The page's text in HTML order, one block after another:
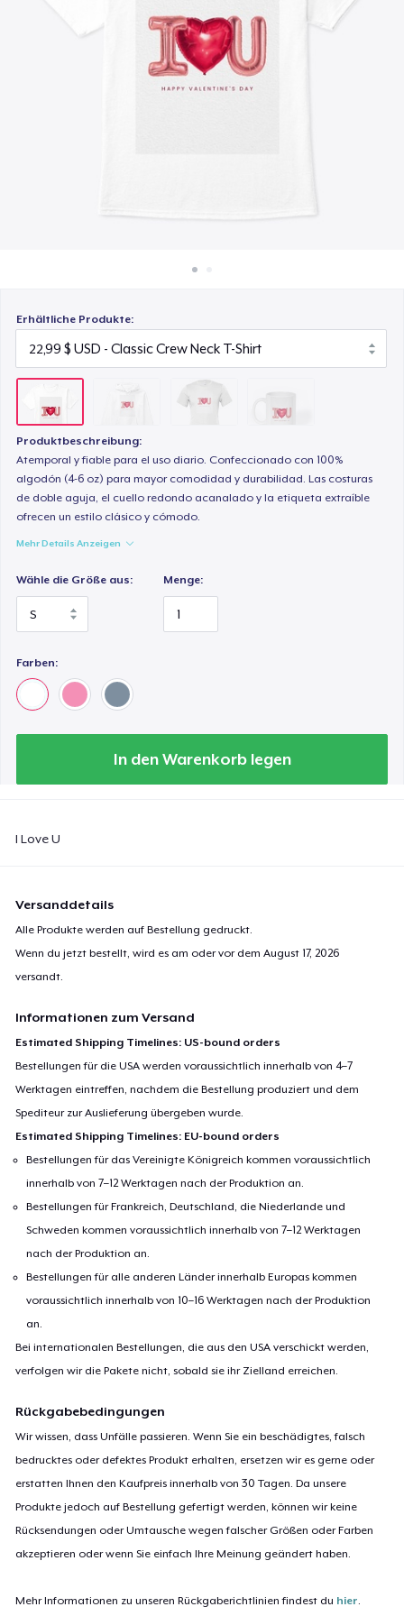
Überall verkaufen
Etwas verkaufen
Erhältliche Produkte:
Produktbeschreibung:
Atemporal y fiable para el uso diario. Confeccionado con 100%
algodón (4-6 oz) para mayor comodidad y durabilidad. Las costuras
de doble aguja, el cuello redondo acanalado y la etiqueta extraíble
ofrecen un estilo clásico y cómodo.
Mehr Details Anzeigen
Wähle die Größe aus: Menge:
Farben:
In den Warenkorb legen
I Love U
Versanddetails
Alle Produkte werden auf Bestellung gedruckt.
Wenn du jetzt bestellt, wird es am oder vor demAugust 17, 2026
versandt.
Informationen zum Versand
Estimated Shipping Timelines: US-bound orders
Bestellungen für die USA werden voraussichtlich innerhalb von 4–7
Werktagen eintreffen, nachdem die Bestellung produziert und dem
Spediteur zur Auslieferung übergeben wurde.
Estimated Shipping Timelines: EU-bound orders
Bestellungen für das Vereinigte Königreich kommen voraussichtlich
innerhalb von 7–12 Werktagen nach der Produktion an.
Bestellungen für Frankreich, Deutschland, die Niederlande und
Schweden kommen voraussichtlich innerhalb von 7–12 Werktagen
nach der Produktion an.
Bestellungen für alle anderen Länder innerhalb Europas kommen
voraussichtlich innerhalb von 10–16 Werktagen nach der Produktion
an.
Bei internationalen Bestellungen, die aus den USA verschickt werden,
verfolgen wir die Pakete nicht, sobald sie ihr Zielland erreichen.
Rückgabebedingungen
Wir wissen, dass Unfälle passieren. Wenn Sie ein beschädigtes, falsch
bedrucktes oder defektes Produkt erhalten, ersetzen wir es gerne oder
erstatten Ihnen den Kaufpreis innerhalb von 30 Tagen. Da unsere
Produkte jedoch auf Bestellung gefertigt werden, können wir keine
Rücksendungen oder Umtausche wegen falscher Größen oder Farben
akzeptieren oder wenn Sie einfach Ihre Meinung geändert haben.
Mehr Informationen zu unseren Rückgaberichtlinien findest du hier.